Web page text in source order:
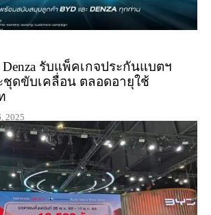
รับแพ็คเกจประกันแบตฯ
ดขับเคลื่อน ตลอดอายุใช้
2025